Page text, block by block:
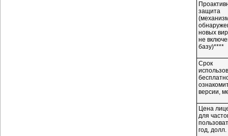
защита
новых
не
базу)****
Срок
версии,
Цена
для
год,